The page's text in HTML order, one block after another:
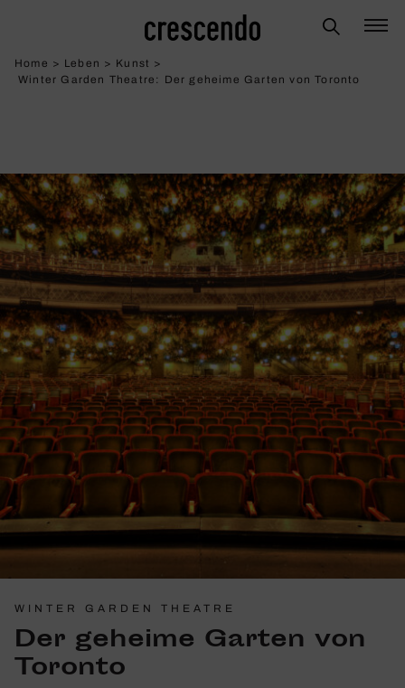
Home > Leben > Kunst >
Winter Garden Theatre: Der geheime Garten von Toronto
WINTER GARDEN THEATRE
Der geheime Garten von
Toronto